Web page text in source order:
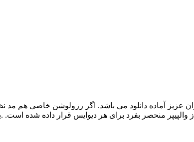
آماده دانلود می باشد. اگر رزولوشن خاصی هم مد نظر